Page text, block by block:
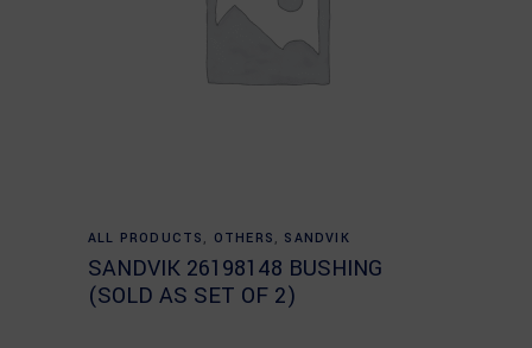
Read more
ALL PRODUCTS , OTHERS , SANDVIK
SANDVIK 26198148 BUSHING
(SOLD AS SET OF 2)